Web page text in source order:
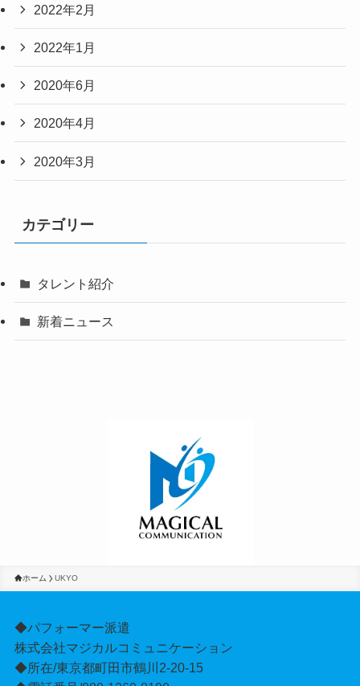
2022年2月
2022年1月
2020年6月
2020年4月
2020年3月
カテゴリー
タレント紹介
新着ニュース
ホーム UKYO
◆パフォーマー派遣
株式会社マジカルコミュニケーション
◆所在/東京都町田市鶴川2-20-15